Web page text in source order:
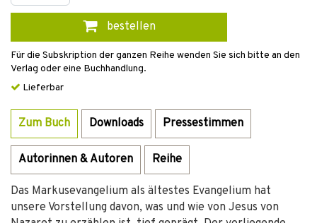
bestellen
Für die Subskription der ganzen Reihe wenden Sie sich bitte an den
Verlag oder eine Buchhandlung.
Lieferbar
Zum Buch Downloads Pressestimmen
Autorinnen & Autoren Reihe
Das Markusevangelium als ältestes Evangelium hat
unsere Vorstellung davon, was und wie von Jesus von